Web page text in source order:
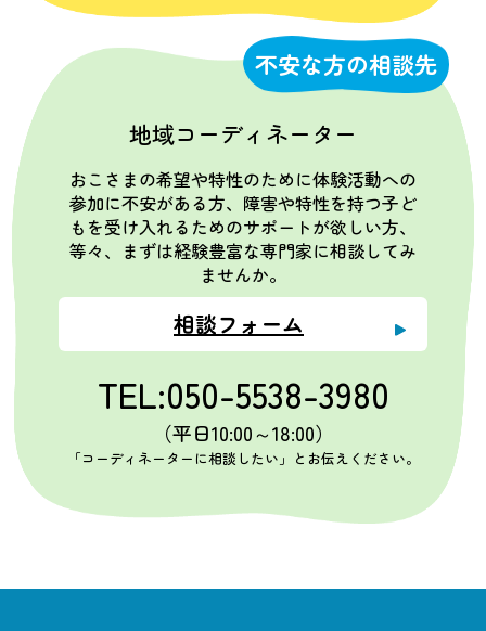
不安な方の相談先
地域コーディネーター
おこさまの希望や特性のために体験活動への
参加に不安がある方、障害や特性を持つ子ど
もを受け入れるためのサポートが欲しい方、
等々、まずは経験豊富な専門家に相談してみ
ませんか。
相談フォーム
TEL:050-5538-3980
（平日10:00～18:00）
「コーディネーターに相談したい」とお伝えください。